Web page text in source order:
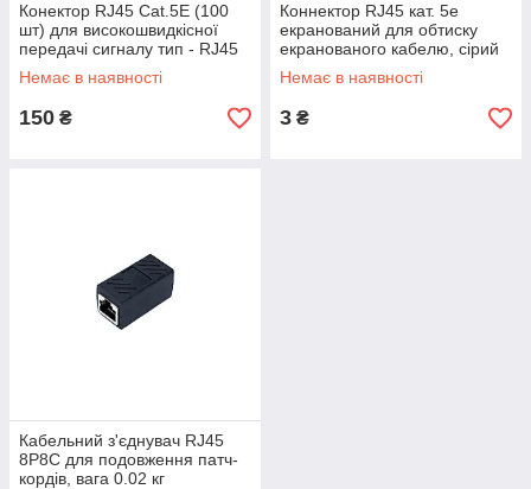
Конектор RJ45 Cat.5E (100
шт) для високошвидкісної
передачі сигналу тип - RJ45
цвет - Прозорий
Немає в наявності
150 ₴
Коннектор RJ45 кат. 5е
екранований для обтиску
екранованого кабелю, сірий
Немає в наявності
3 ₴
Кабельний з'єднувач RJ45
8P8C для подовження патч-
кордів, вага 0.02 кг